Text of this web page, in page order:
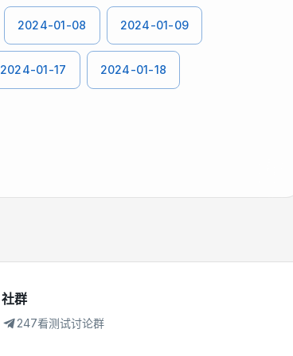
2024-01-08 2024-01-09
2024-01-17 2024-01-18
社群
247看测试讨论群